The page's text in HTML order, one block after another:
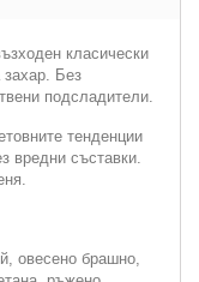
класически
Без
подсладители.
тенденции
вредни съставки.
овесено брашно,